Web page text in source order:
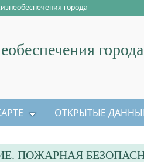
города
города
ОТКРЫТЫЕ
ПОЖАРНАЯ